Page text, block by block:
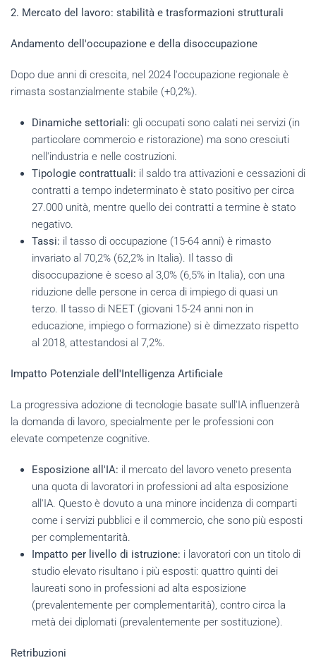
2. Mercato del lavoro: stabilità e trasformazioni strutturali
Andamento dell'occupazione e della disoccupazione
Dopo due anni di crescita, nel 2024 l'occupazione regionale è
rimasta sostanzialmente stabile (+0,2%).
Dinamiche settoriali: gli occupati sono calati nei servizi (in
particolare commercio e ristorazione) ma sono cresciuti
nell'industria e nelle costruzioni.
Tipologie contrattuali: il saldo tra attivazioni e cessazioni di
contratti a tempo indeterminato è stato positivo per circa
27.000 unità, mentre quello dei contratti a termine è stato
negativo.
Tassi: il tasso di occupazione (15-64 anni) è rimasto
invariato al 70,2% (62,2% in Italia). Il tasso di
disoccupazione è sceso al 3,0% (6,5% in Italia), con una
riduzione delle persone in cerca di impiego di quasi un
terzo. Il tasso di NEET (giovani 15-24 anni non in
educazione, impiego o formazione) si è dimezzato rispetto
al 2018, attestandosi al 7,2%.
Impatto Potenziale dell'Intelligenza Artificiale
La progressiva adozione di tecnologie basate sull'IA influenzerà
la domanda di lavoro, specialmente per le professioni con
elevate competenze cognitive.
Esposizione all'IA: il mercato del lavoro veneto presenta
una quota di lavoratori in professioni ad alta esposizione
all'IA. Questo è dovuto a una minore incidenza di comparti
come i servizi pubblici e il commercio, che sono più esposti
per complementarità.
Impatto per livello di istruzione: i lavoratori con un titolo di
studio elevato risultano i più esposti: quattro quinti dei
laureati sono in professioni ad alta esposizione
(prevalentemente per complementarità), contro circa la
metà dei diplomati (prevalentemente per sostituzione).
Retribuzioni